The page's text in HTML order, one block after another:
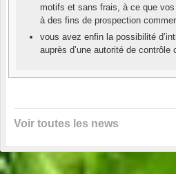
motifs et sans frais, à ce que
à des fins de prospection
vous avez enfin la possibilité
auprès d’une autorité de contrôle
Voir toutes les news